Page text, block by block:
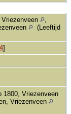
(Leeftijd
4]
1800, Vriezenveen
Vriezenveen